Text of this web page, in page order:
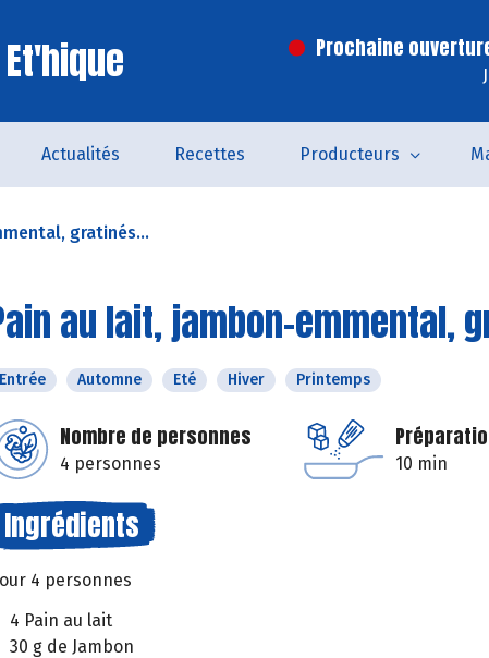
Prochaine
Actualités Recettes Producteurs
gratinés...
au lait, jambon-emmental,
Entrée Automne Eté Hiver Printemps
Nombre de personnes
4 personnes 10 min
Ingrédients
4 personnes
4 Pain au lait
30 g de Jambon